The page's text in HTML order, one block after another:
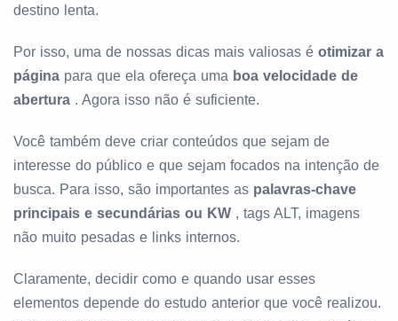
destino lenta.
Por isso, uma de nossas dicas mais valiosas é otimizar a
página para que ela ofereça uma boa velocidade de
abertura . Agora isso não é suficiente.
Você também deve criar conteúdos que sejam de
interesse do público e que sejam focados na intenção de
busca. Para isso, são importantes as palavras-chave
principais e secundárias ou KW , tags ALT, imagens
não muito pesadas e links internos.
Claramente, decidir como e quando usar esses
elementos depende do estudo anterior que você realizou.